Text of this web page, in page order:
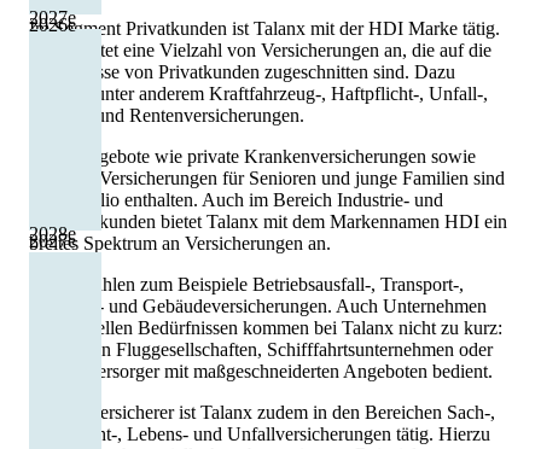
2027e
2028e
2026e
2027e
Im Segment Privatkunden ist Talanx mit der HDI Marke tätig.
Diese bietet eine Vielzahl von Versicherungen an, die auf die
Bedürfnisse von Privatkunden zugeschnitten sind. Dazu
gehören unter anderem Kraftfahrzeug-, Haftpflicht-, Unfall-,
Lebens- und Rentenversicherungen.
Auch Angebote wie private Krankenversicherungen sowie
spezielle Versicherungen für Senioren und junge Familien sind
im Portfolio enthalten. Auch im Bereich Industrie- und
Gewerbekunden bietet Talanx mit dem Markennamen HDI ein
breites Spektrum an Versicherungen an.
Hierzu zählen zum Beispiele Betriebsausfall-, Transport-,
Kautions- und Gebäudeversicherungen. Auch Unternehmen
mit speziellen Bedürfnissen kommen bei Talanx nicht zu kurz:
So werden Fluggesellschaften, Schifffahrtsunternehmen oder
Energieversorger mit maßgeschneiderten Angeboten bedient.
Als Erstversicherer ist Talanx zudem in den Bereichen Sach-,
Haftpflicht-, Lebens- und Unfallversicherungen tätig. Hierzu